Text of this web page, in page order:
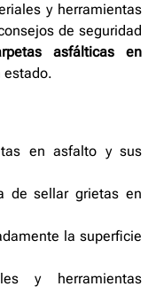
y herramientas
de seguridad
asfálticas en
estado.
en asfalto y sus
de sellar grietas en
la superficie
y herramientas